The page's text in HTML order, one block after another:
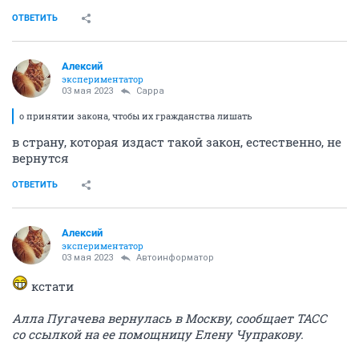
ОТВЕТИТЬ
Алексий
экспериментатор
03 мая 2023 Сарра
о принятии закона, чтобы их гражданства лишать
в страну, которая издаст такой закон, естественно, не
вернутся
ОТВЕТИТЬ
Алексий
экспериментатор
03 мая 2023 Автоинформатор
кстати
Алла Пугачева вернулась в Москву, сообщает ТАСС
со ссылкой на ее помощницу Елену Чупракову.